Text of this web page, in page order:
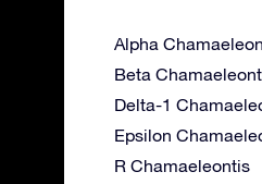
Alpha
Beta
Delta-1
Epsilon
R Chamaeleontis